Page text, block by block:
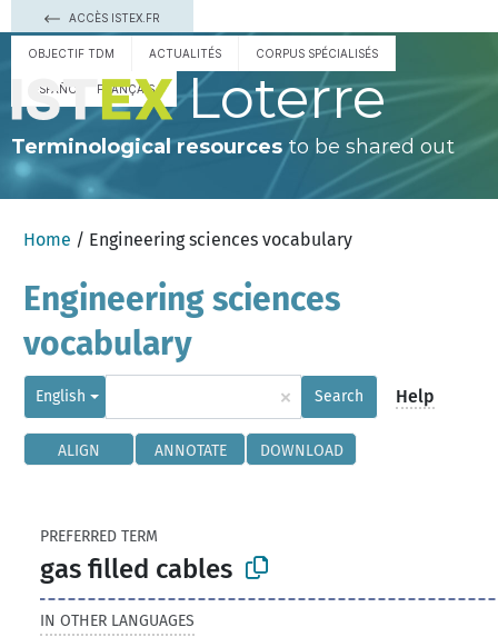
ACCÈS ISTEX.FR
OBJECTIF TDM ACTUALITÉS CORPUS SPÉCIALISÉS
ESPAÑOL FRANÇAIS Loterre
Terminological resourcesto be shared out
Home / Engineering sciences vocabulary
Engineering sciences
vocabulary
English × Search Help
ALIGN ANNOTATE DOWNLOAD
PREFERRED TERM
gas filled cables
IN OTHER LANGUAGES